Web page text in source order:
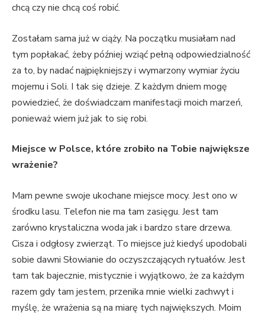
chcą czy nie chcą coś robić.
Zostałam sama już w ciąży. Na początku musiałam nad
tym popłakać, żeby później wziąć pełną odpowiedzialność
za to, by nadać najpiękniejszy i wymarzony wymiar życiu
mojemu i Soli. I tak się dzieje. Z każdym dniem mogę
powiedzieć, że doświadczam manifestacji moich marzeń,
ponieważ wiem już jak to się robi.
Miejsce w Polsce, które zrobiło na Tobie największe
wrażenie?
Mam pewne swoje ukochane miejsce mocy. Jest ono w
środku lasu. Telefon nie ma tam zasięgu. Jest tam
zarówno krystaliczna woda jak i bardzo stare drzewa.
Cisza i odgłosy zwierząt. To miejsce już kiedyś upodobali
sobie dawni Słowianie do oczyszczających rytuałów. Jest
tam tak bajecznie, mistycznie i wyjątkowo, że za każdym
razem gdy tam jestem, przenika mnie wielki zachwyt i
myślę, że wrażenia są na miarę tych największych. Moim